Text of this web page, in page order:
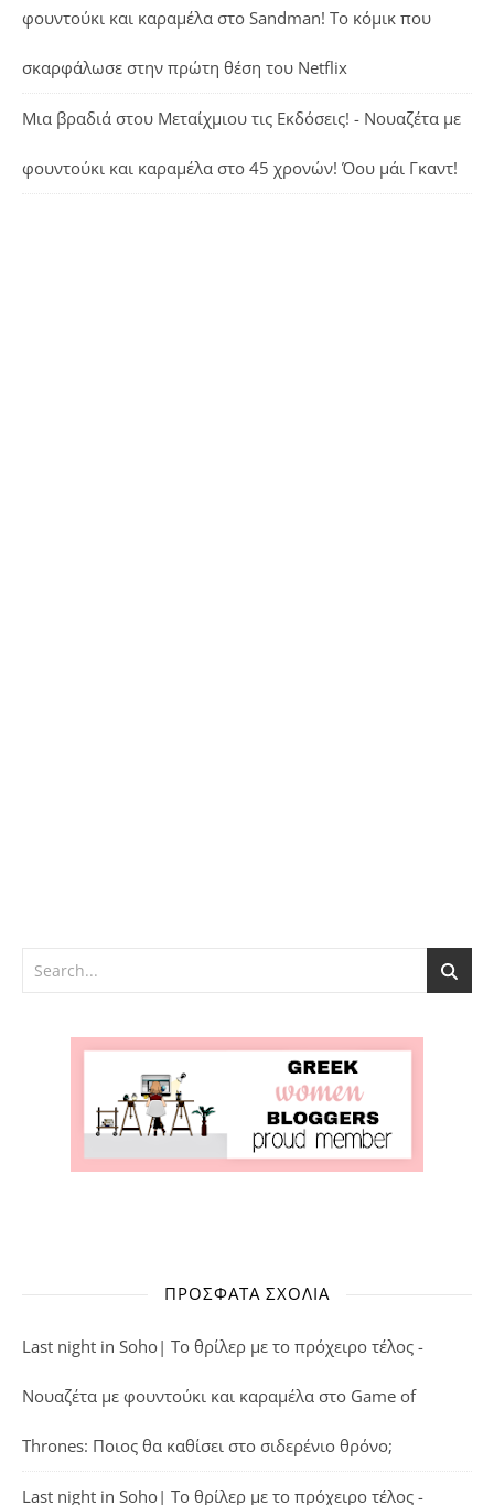
φουντούκι και καραμέλα στο Sandman! Το κόμικ που
σκαρφάλωσε στην πρώτη θέση του Netflix
Μια βραδιά στου Μεταίχμιου τις Εκδόσεις! - Νουαζέτα με
φουντούκι και καραμέλα στο 45 χρονών! Όου μάι Γκαντ!
ΠΡΌΣΦΑΤΑ ΣΧΌΛΙΑ
Last night in Soho| Το θρίλερ με το πρόχειρο τέλος -
Νουαζέτα με φουντούκι και καραμέλα στο Game of
Thrones: Ποιος θα καθίσει στο σιδερένιο θρόνο;
Last night in Soho| Το θρίλερ με το πρόχειρο τέλος -